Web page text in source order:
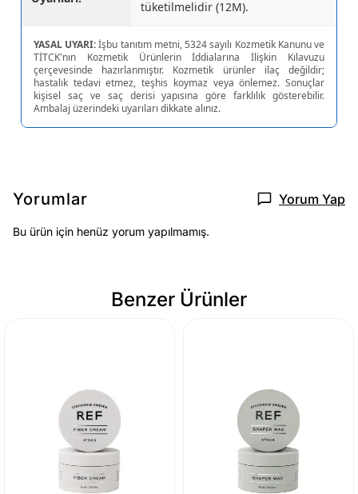
tüketilmelidir (12M).
YASAL UYARI:İşbu tanıtım metni, 5324 sayılı Kozmetik Kanunu ve
TİTCK'nın Kozmetik Ürünlerin İddialarına İlişkin Kılavuzu
çerçevesinde hazırlanmıştır. Kozmetik ürünler ilaç değildir;
hastalık tedavi etmez, teşhis koymaz veya önlemez. Sonuçlar
kişisel saç ve saç derisi yapısına göre farklılık gösterebilir.
Ambalaj üzerindeki uyarıları dikkate alınız.
Yorumlar Yorum Yap
Bu ürün için henüz yorum yapılmamış.
Benzer Ürünler